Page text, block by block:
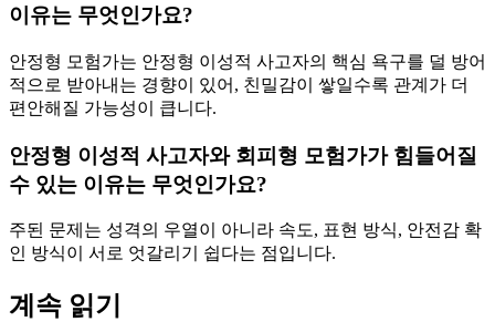
이유는 무엇인가요?
안정형 모험가는 안정형 이성적 사고자의 핵심 욕구를 덜 방어
적으로 받아내는 경향이 있어, 친밀감이 쌓일수록 관계가 더
편안해질 가능성이 큽니다.
안정형 이성적 사고자와 회피형 모험가가 힘들어질
수 있는 이유는 무엇인가요?
주된 문제는 성격의 우열이 아니라 속도, 표현 방식, 안전감 확
인 방식이 서로 엇갈리기 쉽다는 점입니다.
계속 읽기